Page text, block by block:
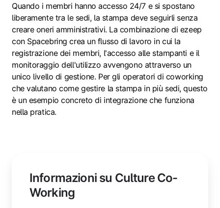
Quando i membri hanno accesso 24/7 e si spostano
liberamente tra le sedi, la stampa deve seguirli senza
creare oneri amministrativi. La combinazione di ezeep
con Spacebring crea un flusso di lavoro in cui la
registrazione dei membri, l'accesso alle stampanti e il
monitoraggio dell'utilizzo avvengono attraverso un
unico livello di gestione. Per gli operatori di coworking
che valutano come gestire la stampa in più sedi, questo
è un esempio concreto di integrazione che funziona
nella pratica.
Informazioni su Culture Co-
Working